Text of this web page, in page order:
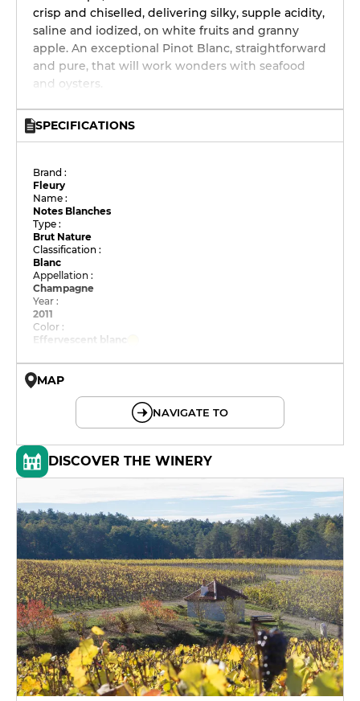
crisp and chiselled, delivering silky, supple acidity,
saline and iodized, on white fruits and granny
apple. An exceptional Pinot Blanc, straightforward
and pure, that will work wonders with seafood
and oysters.
SPECIFICATIONS
Brand :
Fleury
Name :
Notes Blanches
Type :
Brut Nature
Classification :
Blanc
Appellation :
Champagne
Year :
2011
Color :
Effervescent blanc
MAP
NAVIGATE TO
DISCOVER THE WINERY